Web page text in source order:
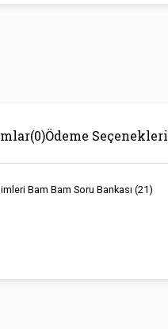
(0)Ödeme Seçenekleri
Bam Bam Soru Bankası (21)